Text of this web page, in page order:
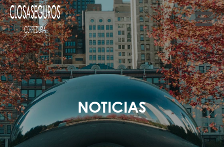
NOTICIAS